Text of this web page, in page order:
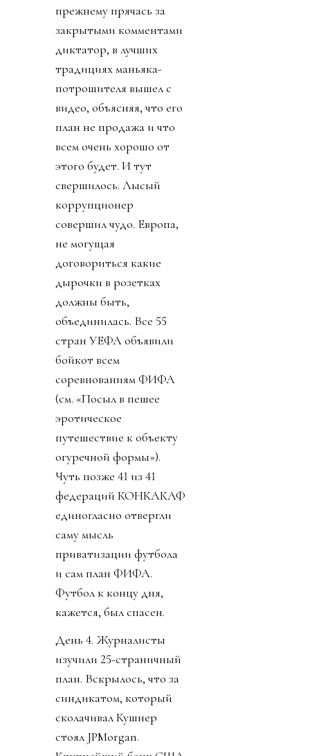
прежнему прячась за
закрытыми комментами
диктатор, в лучших
традициях маньяка-
потрошителя вышел с
видео, объясняя, что его
план не продажа и что
всем очень хорошо от
этого будет. И тут
свершилось. Лысый
коррупционер
совершил чудо. Европа,
не могущая
договориться какие
дырочки в розетках
должны быть,
объединилась. Все 55
стран УЕФА объявили
бойкот всем
соревнованиям ФИФА
(см. «Посыл в пешее
эротическое
путешествие к объекту
огуречной формы»).
Чуть позже 41 из 41
федераций КОНКАКАФ
единогласно отвергли
саму мысль
приватизации футбола
и сам план ФИФА.
Футбол к концу дня,
кажется, был спасен.
День 4. Журналисты
изучили 25-страничный
план. Вскрылось, что за
синдикатом, который
сколачивал Кушнер
стоял JPMorgan.